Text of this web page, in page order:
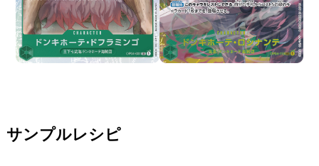
サンプルレシピ